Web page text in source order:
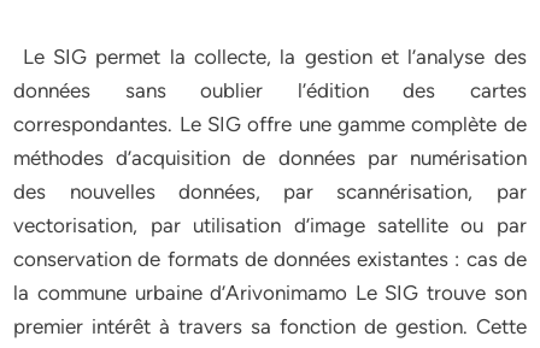
Le SIG permet la collecte, la gestion et l’analyse des
données sans oublier l’édition des cartes
correspondantes. Le SIG offre une gamme complète de
méthodes d’acquisition de données par numérisation
des nouvelles données, par scannérisation, par
vectorisation, par utilisation d’image satellite ou par
conservation de formats de données existantes : cas de
la commune urbaine d’Arivonimamo Le SIG trouve son
premier intérêt à travers sa fonction de gestion. Cette